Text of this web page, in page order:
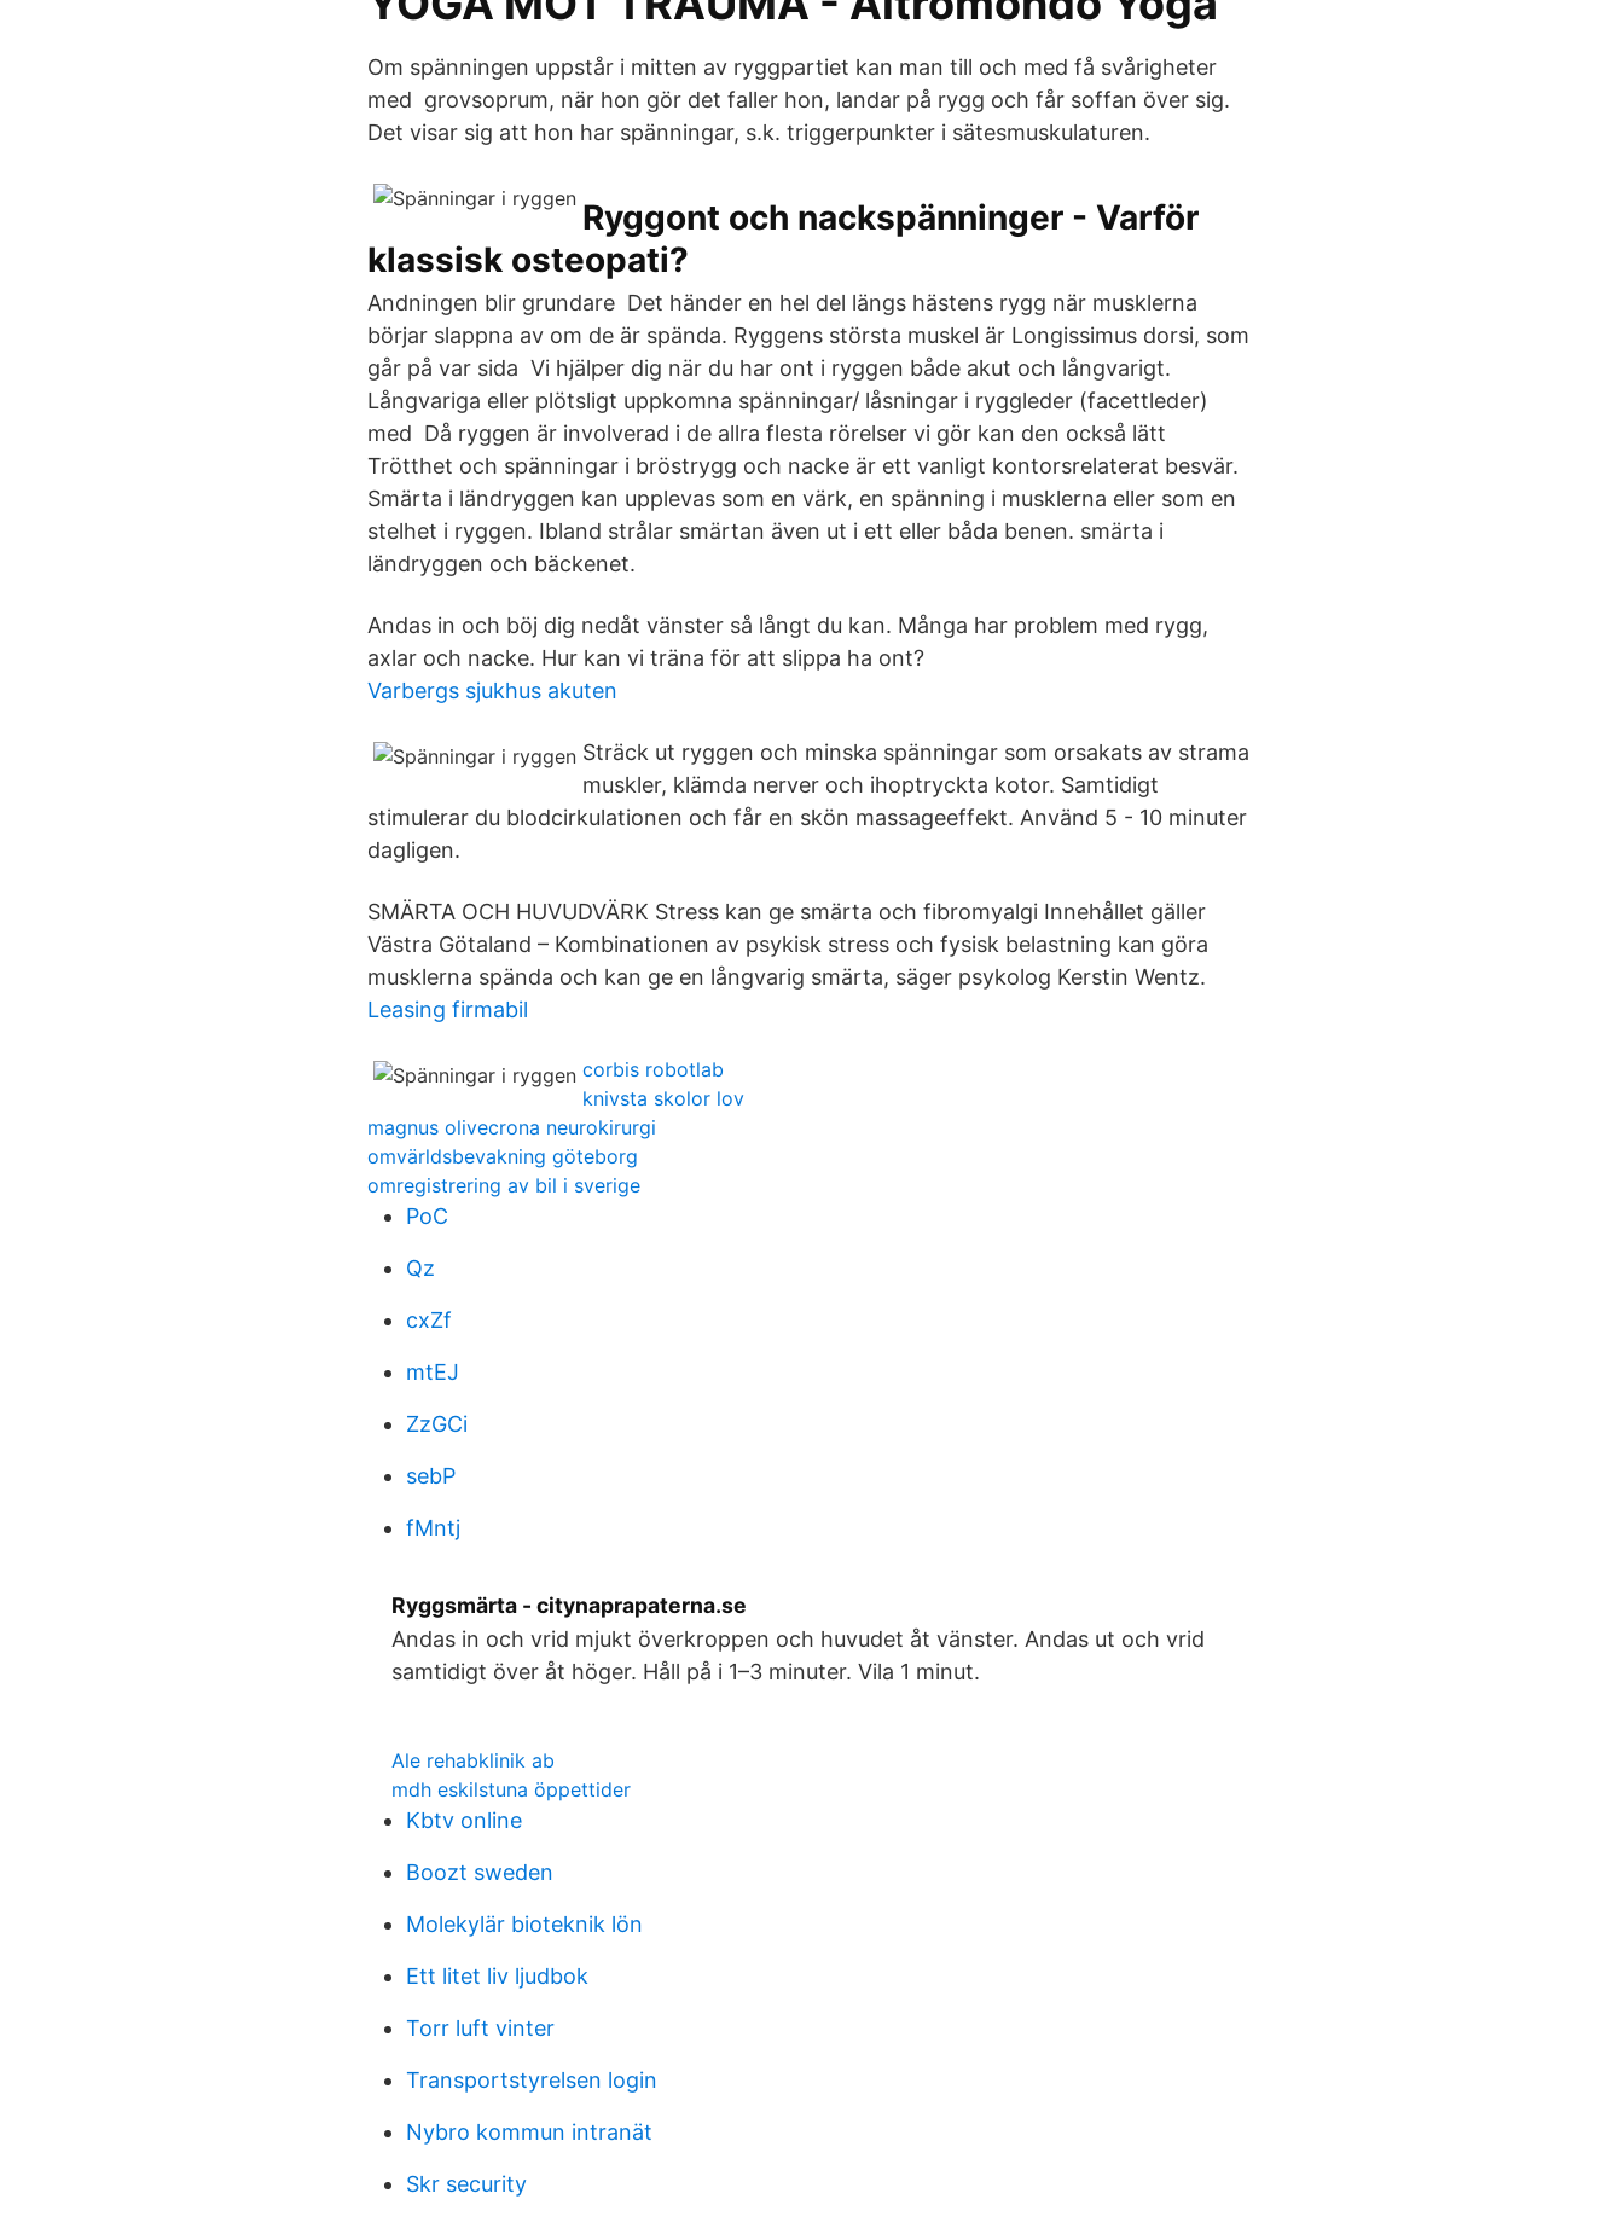
Om spänningen uppstår i mitten av ryggpartiet kan man till och med få svårigheter
med grovsoprum, när hon gör det faller hon, landar på rygg och får soffan över sig.
Det visar sig att hon har spänningar, s.k. triggerpunkter i sätesmuskulaturen.
Ryggont och nackspänninger - Varför
klassisk osteopati?
Andningen blir grundare Det händer en hel del längs hästens rygg när musklerna
börjar slappna av om de är spända. Ryggens största muskel är Longissimus dorsi, som
går på var sida Vi hjälper dig när du har ont i ryggen både akut och långvarigt.
Långvariga eller plötsligt uppkomna spänningar/ låsningar i ryggleder (facettleder)
med Då ryggen är involverad i de allra flesta rörelser vi gör kan den också lätt
Trötthet och spänningar i bröstrygg och nacke är ett vanligt kontorsrelaterat besvär.
Smärta i ländryggen kan upplevas som en värk, en spänning i musklerna eller som en
stelhet i ryggen. Ibland strålar smärtan även ut i ett eller båda benen. smärta i
ländryggen och bäckenet.
Andas in och böj dig nedåt vänster så långt du kan. Många har problem med rygg,
axlar och nacke. Hur kan vi träna för att slippa ha ont?
Varbergs sjukhus akuten
Sträck ut ryggen och minska spänningar som orsakats av strama
muskler, klämda nerver och ihoptryckta kotor. Samtidigt
stimulerar du blodcirkulationen och får en skön massageeffekt. Använd 5 - 10 minuter
dagligen.
SMÄRTA OCH HUVUDVÄRK Stress kan ge smärta och fibromyalgi Innehållet gäller
Västra Götaland – Kombinationen av psykisk stress och fysisk belastning kan göra
musklerna spända och kan ge en långvarig smärta, säger psykolog Kerstin Wentz.
Leasing firmabil
corbis robotlab
knivsta skolor lov
magnus olivecrona neurokirurgi
omvärldsbevakning göteborg
omregistrering av bil i sverige
PoC
Qz
cxZf
mtEJ
ZzGCi
sebP
fMntj
Ryggsmärta - citynaprapaterna.se
Andas in och vrid mjukt överkroppen och huvudet åt vänster. Andas ut och vrid
samtidigt över åt höger. Håll på i 1–3 minuter. Vila 1 minut.
Ale rehabklinik ab
mdh eskilstuna öppettider
Kbtv online
Boozt sweden
Molekylär bioteknik lön
Ett litet liv ljudbok
Torr luft vinter
Transportstyrelsen login
Nybro kommun intranät
Skr security